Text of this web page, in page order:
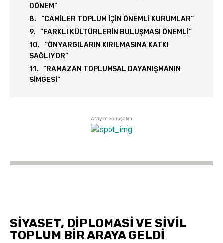
DÖNEM”
“CAMİLER TOPLUM İÇİN ÖNEMLİ KURUMLAR”
“FARKLI KÜLTÜRLERİN BULUŞMASI ÖNEMLİ”
“ÖNYARGILARIN KIRILMASINA KATKI
SAĞLIYOR”
“RAMAZAN TOPLUMSAL DAYANIŞMANIN
SİMGESİ”
Arayım konuşalım
SİYASET, DİPLOMASİ VE SİVİL
TOPLUM BİR ARAYA GELDİ